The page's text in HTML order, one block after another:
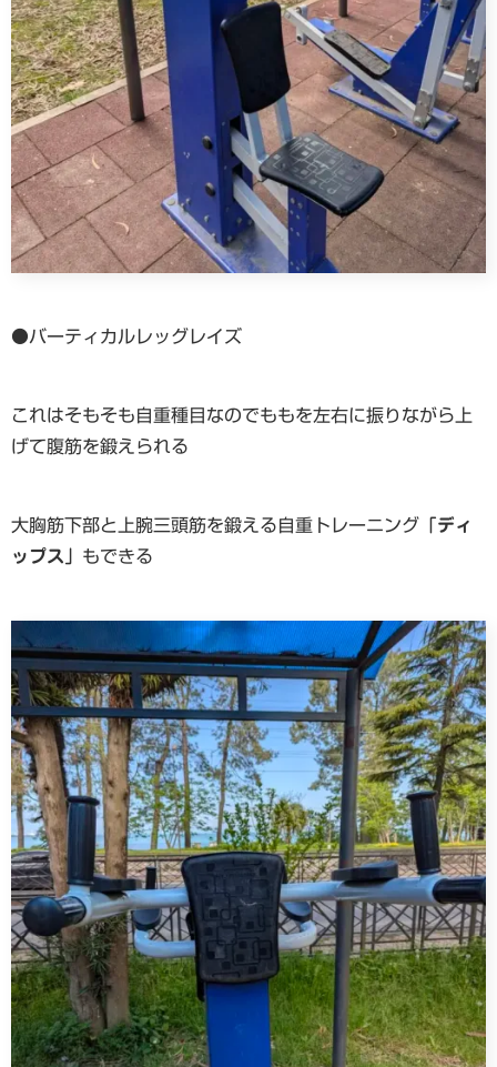
●バーティカルレッグレイズ
これはそもそも自重種目なのでももを左右に振りながら上
げて腹筋を鍛えられる
大胸筋下部と上腕三頭筋を鍛える自重トレーニング 「ディ
ップス」 もできる